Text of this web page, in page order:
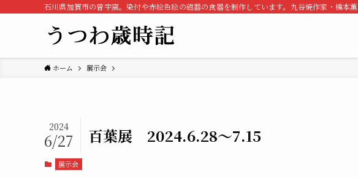
石川県加賀市の曽宇窯。染付や赤絵色絵の磁器の食器を制作しています。九谷焼作家・橋本薫
ホーム 展示会
百葉展 2024.6.28～7.15
2024
6/27
展示会